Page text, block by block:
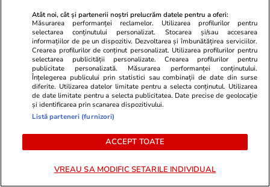
Lifestyle 20 iul.
Ce este agar-agar și cum se
utilizează
Atât noi, cât și partenerii noștri prelucrăm datele pentru a oferi:
Măsurarea performanței reclamelor. Utilizarea profilurilor pentru
selectarea conținutului personalizat. Stocarea și/sau accesarea
informațiilor de pe un dispozitiv. Dezvoltarea și îmbunătățirea serviciilor.
Crearea profilurilor de conținut personalizat. Utilizarea profilurilor pentru
selectarea publicității personalizate. Crearea profilurilor pentru
publicitate personalizată. Măsurarea performanței conținutului.
Înțelegerea publicului prin statistici sau combinații de date din surse
diferite. Utilizarea datelor limitate pentru a selecta conținutul. Utilizarea
de date limitate pentru a selecta publicitatea. Date precise de geolocație
și identificarea prin scanarea dispozitivului.
Listă parteneri (furnizori)
ACCEPT TOATE
VREAU SA MODIFIC SETARILE INDIVIDUAL